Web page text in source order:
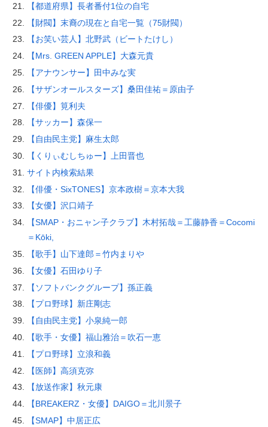
【都道府県】長者番付1位の自宅
【財閥】末裔の現在と自宅一覧（75財閥）
【お笑い芸人】北野武（ビートたけし）
【Mrs. GREEN APPLE】大森元貴
【アナウンサー】田中みな実
【サザンオールスターズ】桑田佳祐＝原由子
【俳優】筧利夫
【サッカー】森保一
【自由民主党】麻生太郎
【くりぃむしちゅー】上田晋也
サイト内検索結果
【俳優・SixTONES】京本政樹＝京本大我
【女優】沢口靖子
【SMAP・おニャン子クラブ】木村拓哉＝工藤静香＝Cocomi
＝Kōki,
【歌手】山下達郎＝竹内まりや
【女優】石田ゆり子
【ソフトバンクグループ】孫正義
【プロ野球】新庄剛志
【自由民主党】小泉純一郎
【歌手・女優】福山雅治＝吹石一恵
【プロ野球】立浪和義
【医師】高須克弥
【放送作家】秋元康
【BREAKERZ・女優】DAIGO＝北川景子
【SMAP】中居正広